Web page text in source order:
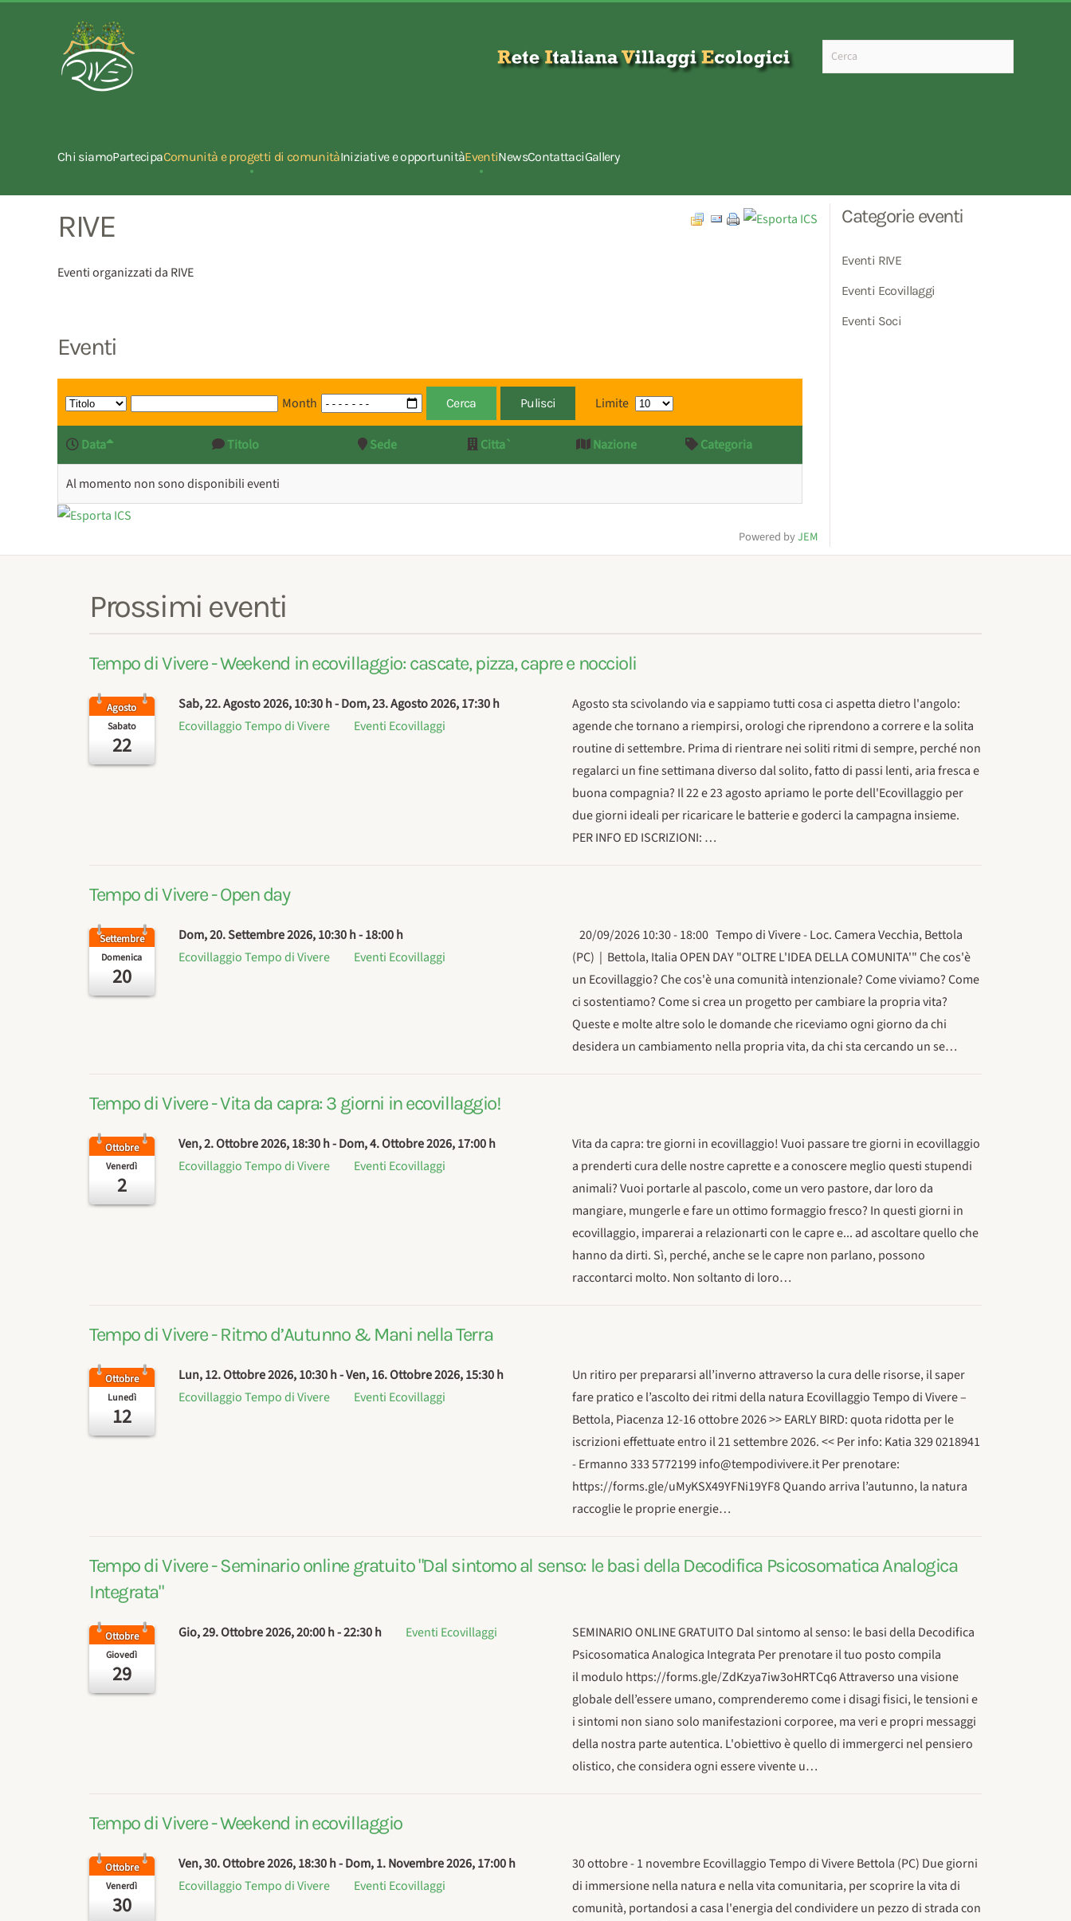
Chi siamoPartecipaComunità e progetti di comunitàIniziative e opportunitàEventiNewsContattaciGallery
RIVE
Eventi organizzati da RIVE
Eventi
Month Cerca Pulisci Limite
Data Titolo Sede Citta` Nazione Categoria
Al momento non sono disponibili eventi
Powered byJEM
Categorie eventi
Eventi RIVE
Eventi Ecovillaggi
Eventi Soci
Prossimi eventi
Tempo di Vivere - Weekend in ecovillaggio: cascate, pizza, capre e noccioli
Agosto
Sabato
22
Sab, 22. Agosto 2026, 10:30 h- Dom, 23. Agosto 2026,17:30 h
Ecovillaggio Tempo di Vivere
Eventi Ecovillaggi
Agosto sta scivolando via e sappiamo tutti cosa ci aspetta dietro l'angolo:
agende che tornano a riempirsi, orologi che riprendono a correre e la solita
routine di settembre. Prima di rientrare nei soliti ritmi di sempre, perché non
regalarci un fine settimana diverso dal solito, fatto di passi lenti, aria fresca e
buona compagnia? Il 22 e 23 agosto apriamo le porte dell'Ecovillaggio per
due giorni ideali per ricaricare le batterie e goderci la campagna insieme.
PER INFO ED ISCRIZIONI: …
Tempo di Vivere - Open day
Settembre
Domenica
20
Dom, 20. Settembre 2026, 10:30 h-18:00 h
Ecovillaggio Tempo di Vivere
Eventi Ecovillaggi
20/09/2026 10:30 - 18:00 Tempo di Vivere - Loc. Camera Vecchia, Bettola
(PC) | Bettola, Italia OPEN DAY "OLTRE L'IDEA DELLA COMUNITA'" Che cos'è
un Ecovillaggio? Che cos'è una comunità intenzionale? Come viviamo? Come
ci sostentiamo? Come si crea un progetto per cambiare la propria vita?
Queste e molte altre solo le domande che riceviamo ogni giorno da chi
desidera un cambiamento nella propria vita, da chi sta cercando un se…
Tempo di Vivere - Vita da capra: 3 giorni in ecovillaggio!
Ottobre
Venerdì
2
Ven, 2. Ottobre 2026, 18:30 h- Dom, 4. Ottobre 2026,17:00 h
Ecovillaggio Tempo di Vivere
Eventi Ecovillaggi
Vita da capra: tre giorni in ecovillaggio! Vuoi passare tre giorni in ecovillaggio
a prenderti cura delle nostre caprette e a conoscere meglio questi stupendi
animali? Vuoi portarle al pascolo, come un vero pastore, dar loro da
mangiare, mungerle e fare un ottimo formaggio fresco? In questi giorni in
ecovillaggio, imparerai a relazionarti con le capre e... ad ascoltare quello che
hanno da dirti. Sì, perché, anche se le capre non parlano, possono
raccontarci molto. Non soltanto di loro…
Tempo di Vivere - Ritmo d’Autunno & Mani nella Terra
Ottobre
Lunedì
12
Lun, 12. Ottobre 2026, 10:30 h- Ven, 16. Ottobre 2026,15:30 h
Ecovillaggio Tempo di Vivere
Eventi Ecovillaggi
Un ritiro per prepararsi all’inverno attraverso la cura delle risorse, il saper
fare pratico e l’ascolto dei ritmi della natura Ecovillaggio Tempo di Vivere –
Bettola, Piacenza 12-16 ottobre 2026 >> EARLY BIRD: quota ridotta per le
iscrizioni effettuate entro il 21 settembre 2026. << Per info: Katia 329 0218941
- Ermanno 333 5772199 info@tempodivivere.it Per prenotare:
https://forms.gle/uMyKSX49YFNi19YF8 Quando arriva l’autunno, la natura
raccoglie le proprie energie…
Tempo di Vivere - Seminario online gratuito "Dal sintomo al senso: le basi della Decodifica Psicosomatica Analogica
Integrata"
Ottobre
Giovedì
29
Gio, 29. Ottobre 2026, 20:00 h-22:30 h Eventi Ecovillaggi
SEMINARIO ONLINE GRATUITO Dal sintomo al senso: le basi della Decodifica
Psicosomatica Analogica Integrata Per prenotare il tuo posto compila
il modulo https://forms.gle/ZdKzya7iw3oHRTCq6 Attraverso una visione
globale dell’essere umano, comprenderemo come i disagi fisici, le tensioni e
i sintomi non siano solo manifestazioni corporee, ma veri e propri messaggi
della nostra parte autentica. L'obiettivo è quello di immergerci nel pensiero
olistico, che considera ogni essere vivente u…
Tempo di Vivere - Weekend in ecovillaggio
Ottobre
Venerdì
30
Ven, 30. Ottobre 2026, 18:30 h- Dom, 1. Novembre 2026,17:00 h
Ecovillaggio Tempo di Vivere
Eventi Ecovillaggi
30 ottobre - 1 novembre Ecovillaggio Tempo di Vivere Bettola (PC) Due giorni
di immersione nella natura e nella vita comunitaria, per scoprire la vita di
comunità, portandosi a casa l'energia del condividere un pezzo di strada con